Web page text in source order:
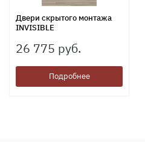
Двери скрытого монтажа
INVISIBLE
26 775 руб.
Подробнее